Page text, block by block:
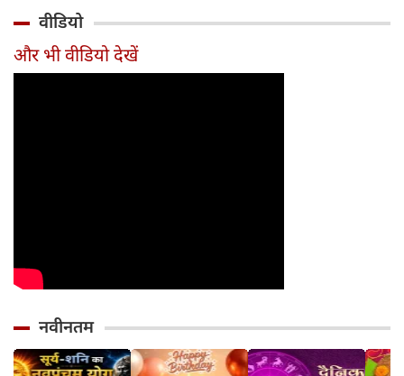
सावधान
का जन्म
किसे
वीडियो
और भी वीडियो देखें
नवीनतम